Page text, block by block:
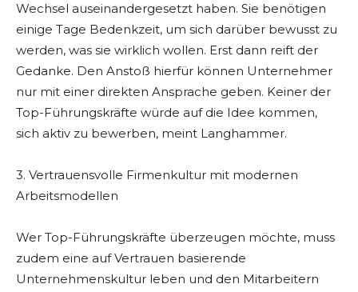
Wechsel auseinandergesetzt haben. Sie benötigen
einige Tage Bedenkzeit, um sich darüber bewusst zu
werden, was sie wirklich wollen. Erst dann reift der
Gedanke. Den Anstoß hierfür können Unternehmer
nur mit einer direkten Ansprache geben. Keiner der
Top-Führungskräfte würde auf die Idee kommen,
sich aktiv zu bewerben, meint Langhammer.
3. Vertrauensvolle Firmenkultur mit modernen
Arbeitsmodellen
Wer Top-Führungskräfte überzeugen möchte, muss
zudem eine auf Vertrauen basierende
Unternehmenskultur leben und den Mitarbeitern